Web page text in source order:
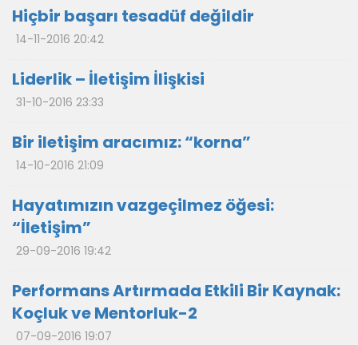
Hiçbir başarı tesadüf değildir
14-11-2016 20:42
Liderlik – İletişim İlişkisi
31-10-2016 23:33
Bir iletişim aracımız: “korna”
14-10-2016 21:09
Hayatımızın vazgeçilmez öğesi:
“İletişim”
29-09-2016 19:42
Performans Artırmada Etkili Bir Kaynak:
Koçluk ve Mentorluk-2
07-09-2016 19:07